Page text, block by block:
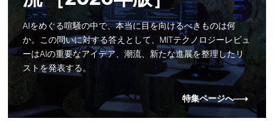
AIをめぐる喧騒の中で、本当に目を向けるべきものは何
か。この問いに対する答えとして、MITテクノロジーレビュ
ーはAIの重要なアイデア、潮流、新たな進展を整理したリ
ストを発表する。
特集ページへ